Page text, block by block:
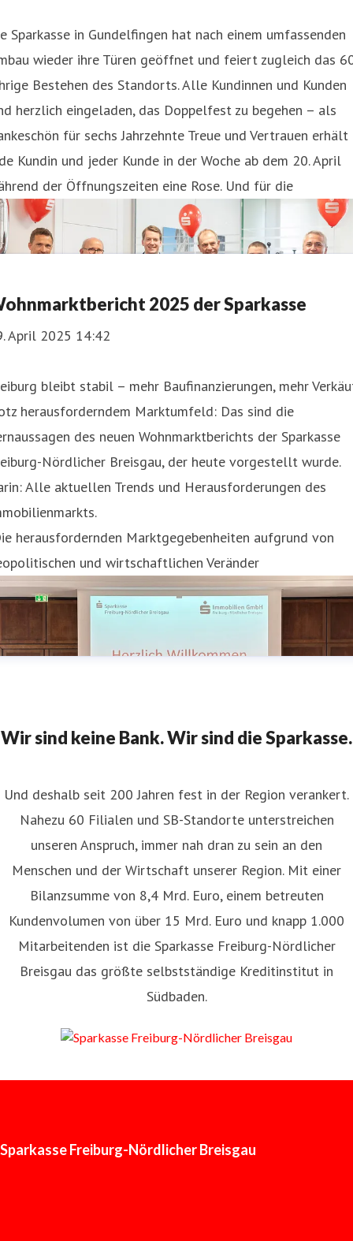
Sparkasse in Gundelfingen hat nach einem umfassenden
wieder ihre Türen geöffnet und feiert zugleich das
Bestehen des Standorts. Alle Kundinnen und Kunden
herzlich eingeladen, das Doppelfest zu begehen – als
für sechs Jahrzehnte Treue und Vertrauen erhält
Kundin und jeder Kunde in der Woche ab dem 20. April
der Öffnungszeiten eine Rose. Und für die
2025 der Sparkasse
April 2025 14:42
bleibt stabil – mehr Baufinanzierungen, mehr
herausforderndem Marktumfeld: Das sind die
des neuen Wohnmarktberichts der Sparkasse
Nördlicher Breisgau, der heute vorgestellt wurde.
Alle aktuellen Trends und Herausforderungen des
herausfordernden Marktgegebenheiten aufgrund von
und wirtschaftlichen Veränder
Wir sind keine Bank. Wir sind die Sparkasse.
Und deshalb seit 200 Jahren fest in der Region verankert.
Nahezu 60 Filialen und SB-Standorte unterstreichen
unseren Anspruch, immer nah dran zu sein an den
Menschen und der Wirtschaft unserer Region. Mit einer
Bilanzsumme von 8,4 Mrd. Euro, einem betreuten
Kundenvolumen von über 15 Mrd. Euro und knapp 1.000
Mitarbeitenden ist die Sparkasse Freiburg-Nördlicher
Breisgau das größte selbstständige Kreditinstitut in
Südbaden.
Sparkasse Freiburg-Nördlicher Breisgau